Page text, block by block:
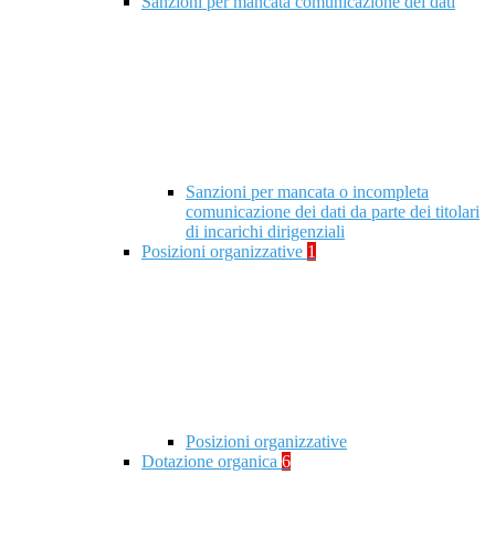
Sanzioni per mancata o incompleta
comunicazione dei dati da parte dei titolari
di incarichi dirigenziali
Posizioni organizzative 1
Posizioni organizzative
Dotazione organica 6